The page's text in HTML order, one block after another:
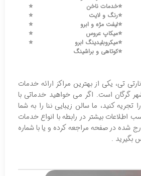
⭐️خدمات ناخن
⭐️
⭐️رنگ و لایت
⭐️
⭐️لیفت مژه و ابرو
⭐️
⭐️میکاپ عروس
⭐️
⭐️میکروبلیدینگ ابرو
⭐️
⭐️کوتاهی و براشینگ
تی، یکی از بهترین مراکز ارائه خدمات
گرگان است. اگر می خواهید خدماتی با
تجریه کنید، ما سالن زیبایی ننا را به شما
اطلاعات بیشتر در رابطه با انواع خدمات
شده در صفحه مراجعه کرده و یا با شماره
بگیرید .